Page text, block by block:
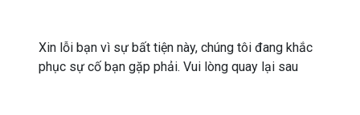
Xin lỗi bạn vì sự bất tiện này, chúng tôi đang khắc
phục sự cố bạn gặp phải. Vui lòng quay lại sau